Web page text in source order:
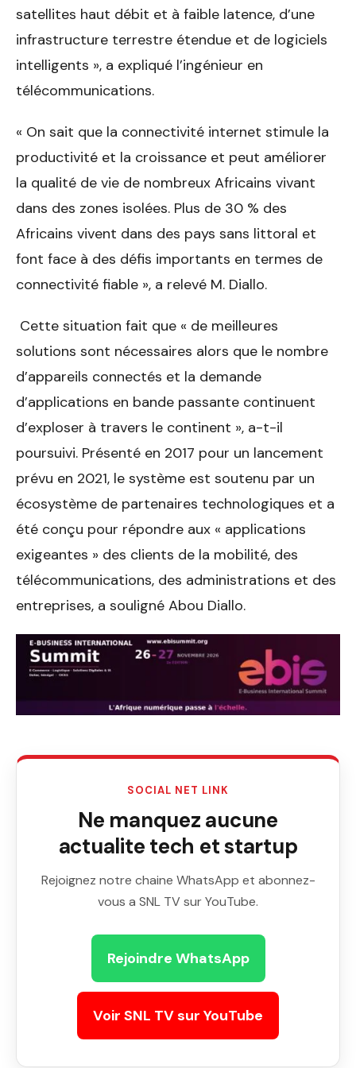
satellites haut débit et à faible latence, d’une
infrastructure terrestre étendue et de logiciels
intelligents », a expliqué l’ingénieur en
télécommunications.
« On sait que la connectivité internet stimule la
productivité et la croissance et peut améliorer
la qualité de vie de nombreux Africains vivant
dans des zones isolées. Plus de 30 % des
Africains vivent dans des pays sans littoral et
font face à des défis importants en termes de
connectivité fiable », a relevé M. Diallo.
Cette situation fait que « de meilleures
solutions sont nécessaires alors que le nombre
d’appareils connectés et la demande
d’applications en bande passante continuent
d’exploser à travers le continent », a-t-il
poursuivi. Présenté en 2017 pour un lancement
prévu en 2021, le système est soutenu par un
écosystème de partenaires technologiques et a
été conçu pour répondre aux « applications
exigeantes » des clients de la mobilité, des
télécommunications, des administrations et des
entreprises, a souligné Abou Diallo.
SOCIAL NET LINK
Ne manquez aucune
actualite tech et startup
Rejoignez notre chaine WhatsApp et abonnez-
vous a SNL TV sur YouTube.
Rejoindre WhatsApp
Voir SNL TV sur YouTube